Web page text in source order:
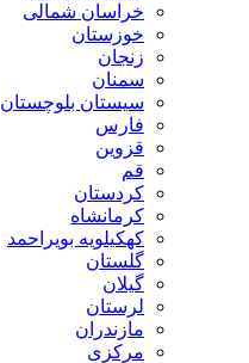
خراسان شمالی
خوزستان
زنجان
سمنان
سیستان بلوچستان
فارس
قزوین
قم
کردستان
کرمانشاه
کهکیلویه بویراحمد
گلستان
گیلان
لرستان
مازندران
مرکزی